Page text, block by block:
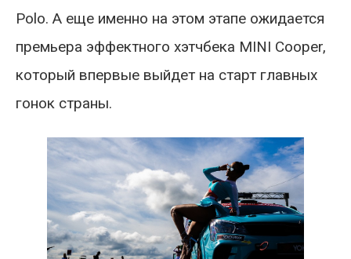
Polo. А еще именно на этом этапе ожидается
премьера эффектного хэтчбека MINI Cooper,
который впервые выйдет на старт главных
гонок страны.